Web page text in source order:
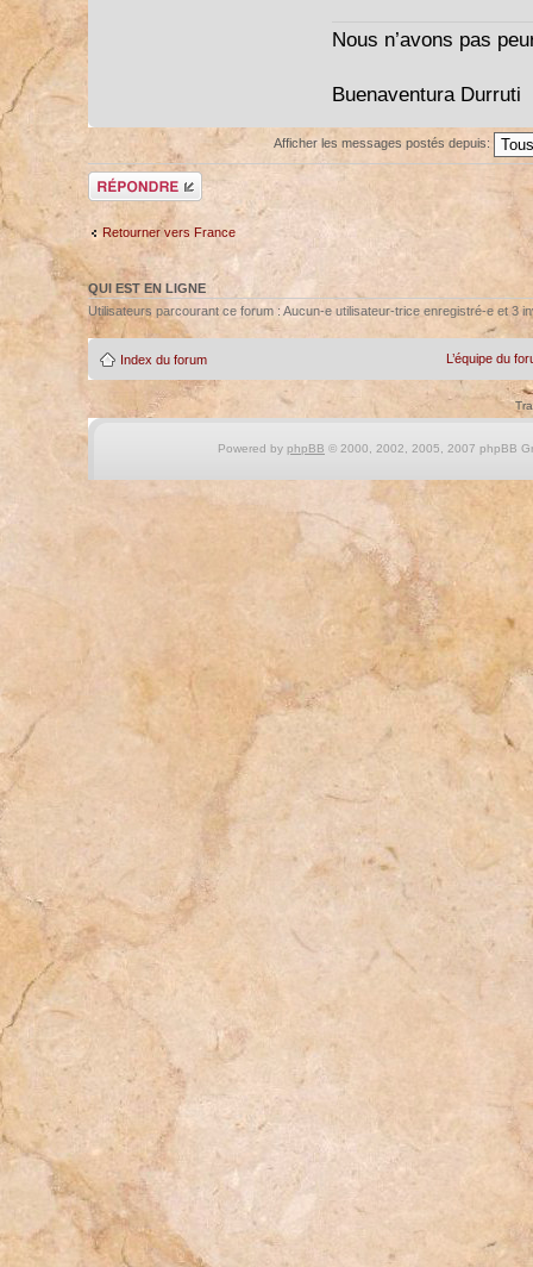
Nous n’avons pas
Buenaventura Durruti
Afficher les messages postés depuis:
Répondre
Retourner vers France
QUI EST EN LIGNE
Utilisateurs parcourant ce forum : Aucun-e utilisateur-trice enregistré-e et 3
Index du forum L’équipe du
Powered by phpBB © 2000, 2002, 2005, 2007 phpBB